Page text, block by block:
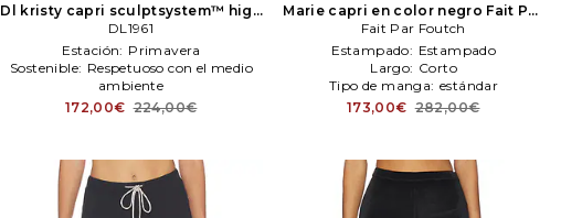
Dl kristy capri sculptsystem™ high
rise jeans en color blanco
DL1961
Estación: Primavera
Sostenible: Respetuoso con el medio
ambiente
Tipo de manga:estándar
172,00€ 224,00€
Marie capri en color negro Fait Par
Foutch
Fait Par Foutch
Estampado: Estampado
Largo: Corto
Tipo de manga: estándar
173,00€ 282,00€